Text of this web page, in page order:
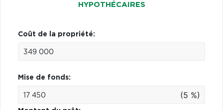
HYPOTHÉCAIRES
Coût de la propriété:
Mise de fonds:
(5 %)